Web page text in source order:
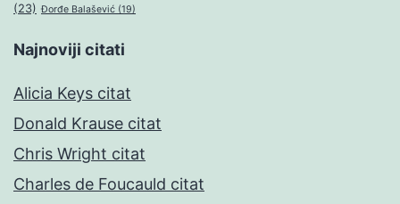
(23) Đorđe Balašević (19)
Najnoviji citati
Alicia Keys citat
Donald Krause citat
Chris Wright citat
Charles de Foucauld citat